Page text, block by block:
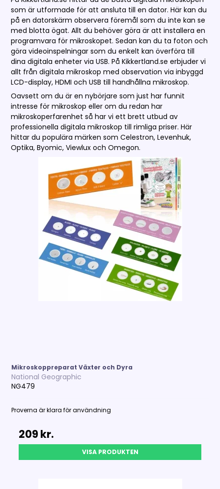
som är utformade för att ansluta till en dator. Här kan du
på en datorskärm observera föremål som du inte kan se
med blotta ögat. Allt du behöver göra är att installera en
programvara för mikroskopet. Sedan kan du ta foton och
göra videoinspelningar som du enkelt kan överföra till
dina digitala enheter via USB. På Kikkertland.se erbjuder vi
allt från digitala mikroskop med observation via inbyggd
LCD-display, HDMI och USB till handhållna mikroskop.
Oavsett om du är en nybörjare som just har funnit
intresse för mikroskop eller om du redan har
mikroskoperfarenhet så har vi ett brett utbud av
professionella digitala mikroskop till rimliga priser. Här
hittar du populära märken som Celestron, Levenhuk,
Optika, Byomic, Viewlux och Omegon.
Mikroskoppreparat Växter och Dyra
National Geographic
NG479
Proverna är klara för användning
209 kr.
VISA PRODUKTEN